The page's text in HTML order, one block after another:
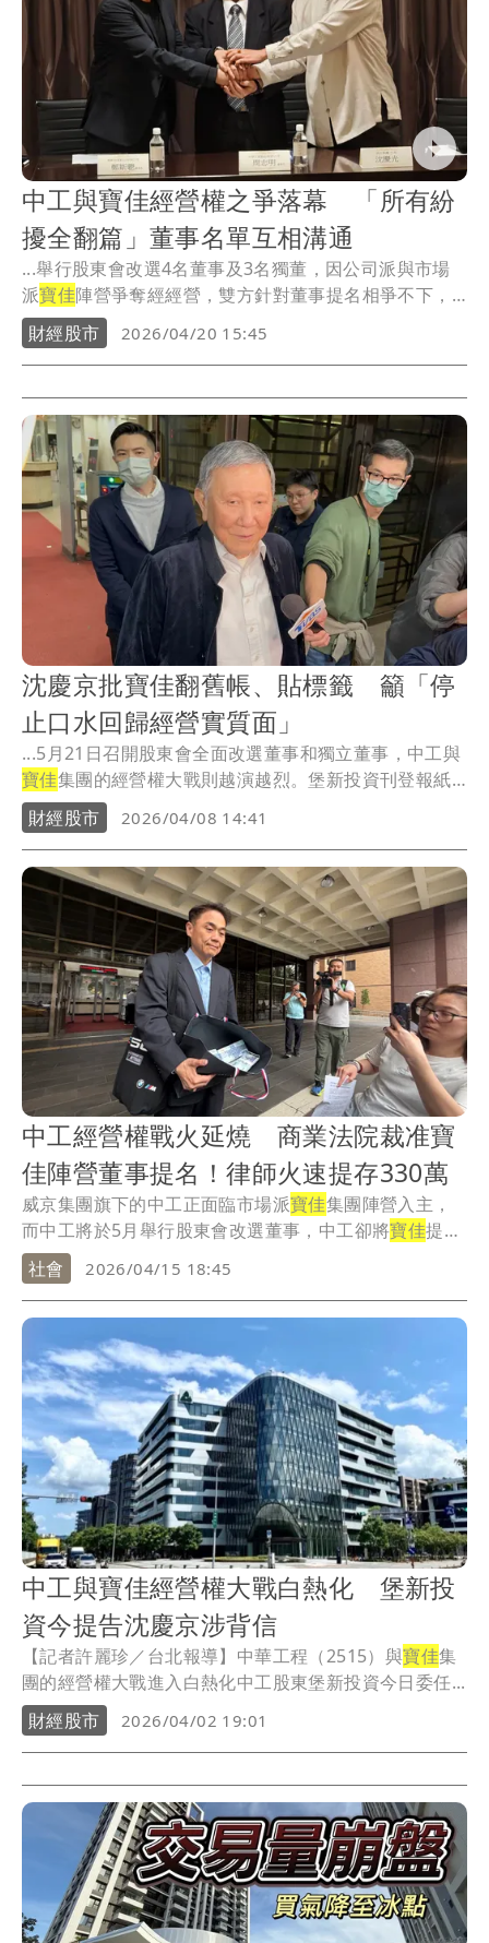
中工與寶佳經營權之爭落幕 「所有紛
擾全翻篇」董事名單互相溝通
...舉行股東會改選4名董事及3名獨董，因公司派與市場
派寶佳陣營爭奪經經營，雙方針對董事提名相爭不下，
寶佳...
財經股市 2026/04/20 15:45
沈慶京批寶佳翻舊帳、貼標籤 籲「停
止口水回歸經營實質面」
...5月21日召開股東會全面改選董事和獨立董事，中工與
寶佳集團的經營權大戰則越演越烈。堡新投資刊登報紙
頭...
財經股市 2026/04/08 14:41
中工經營權戰火延燒 商業法院裁准寶
佳陣營董事提名！律師火速提存330萬
威京集團旗下的中工正面臨市場派寶佳集團陣營入主，
而中工將於5月舉行股東會改選董事，中工卻將寶佳提名
的...
社會 2026/04/15 18:45
中工與寶佳經營權大戰白熱化 堡新投
資今提告沈慶京涉背信
【記者許麗珍／台北報導】中華工程（2515）與寶佳集
團的經營權大戰進入白熱化中工股東堡新投資今日委任...
財經股市
2026/04/02 19:01